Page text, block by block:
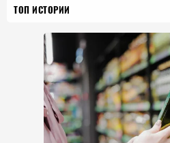
ТОП ИСТОРИИ